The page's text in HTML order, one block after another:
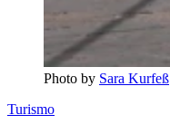
Photo by Sara Kurfeß
Turismo